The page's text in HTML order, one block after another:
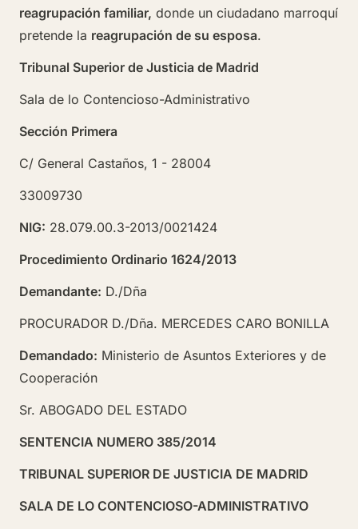
reagrupación familiar, donde un ciudadano marroquí
pretende la reagrupación de su esposa.
Tribunal Superior de Justicia de Madrid
Sala de lo Contencioso-Administrativo
Sección Primera
C/ General Castaños, 1 - 28004
33009730
NIG: 28.079.00.3-2013/0021424
Procedimiento Ordinario 1624/2013
Demandante: D./Dña
PROCURADOR D./Dña. MERCEDES CARO BONILLA
Demandado: Ministerio de Asuntos Exteriores y de
Cooperación
Sr. ABOGADO DEL ESTADO
SENTENCIA NUMERO 385/2014
TRIBUNAL SUPERIOR DE JUSTICIA DE MADRID
SALA DE LO CONTENCIOSO-ADMINISTRATIVO